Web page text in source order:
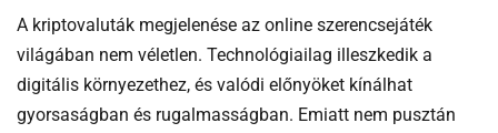
A kriptovaluták megjelenése az online szerencsejáték
világában nem véletlen. Technológiailag illeszkedik a
digitális környezethez, és valódi előnyöket kínálhat
gyorsaságban és rugalmasságban. Emiatt nem pusztán